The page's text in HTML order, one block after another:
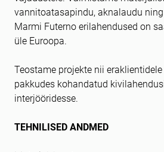
vannitoatasapindu, aknalaudu
Marmi Futerno erilahendused on
üle Euroopa.
Teostame projekte nii
pakkudes kohandatud
interjööridesse.
TEHNILISED ANDMED